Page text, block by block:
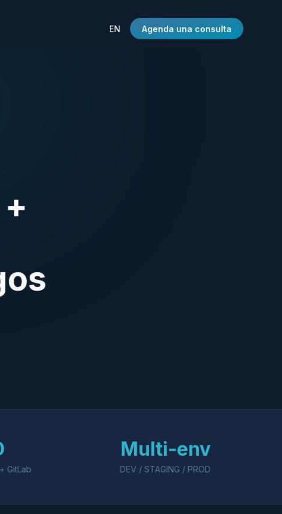
EN Agenda una consulta
GitLab
Multi-env
DEV / STAGING / PROD